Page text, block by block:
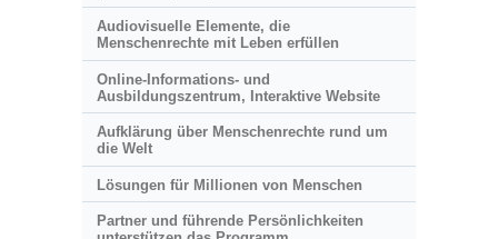
Audiovisuelle Elemente, die
Menschenrechte mit Leben erfüllen
Online-Informations- und
Ausbildungszentrum, Interaktive Website
Aufklärung über Menschenrechte rund um
die Welt
Lösungen für Millionen von Menschen
Partner und führende Persönlichkeiten